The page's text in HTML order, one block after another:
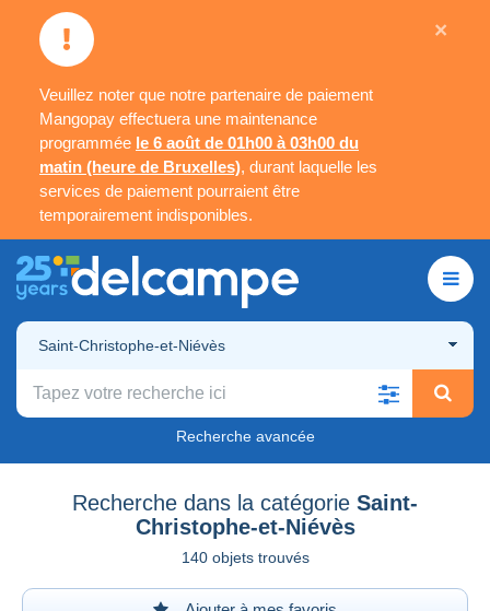
Veuillez noter que notre partenaire de paiement
Mangopay effectuera une maintenance
programmée le 6 août de 01h00 à 03h00 du
matin (heure de Bruxelles), durant laquelle les
services de paiement pourraient être
temporairement indisponibles.
×
Saint-Christophe-et-Niévès
Recherche avancée
Recherche dans la catégorie Saint-
Christophe-et-Niévès
140 objets trouvés